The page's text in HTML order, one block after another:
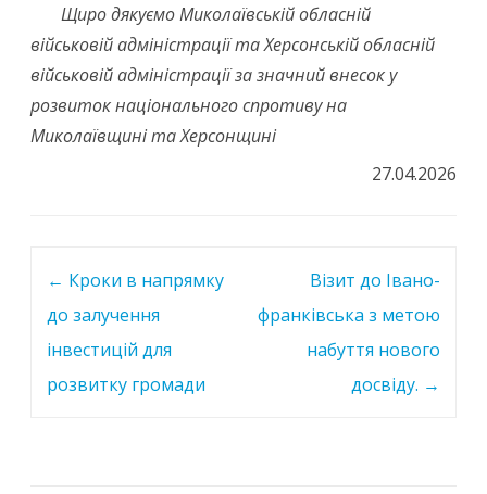
Щиро дякуємо Миколаївській обласній
військовій адміністрації та Херсонській обласній
військовій адміністрації за значний внесок у
розвиток національного спротиву на
Миколаївщині та Херсонщині
27.04.2026
navigation
← Кроки в напрямку
до залучення
інвестицій для
розвитку громади
Візит до Івано-
франківська з метою
набуття нового
досвіду. →